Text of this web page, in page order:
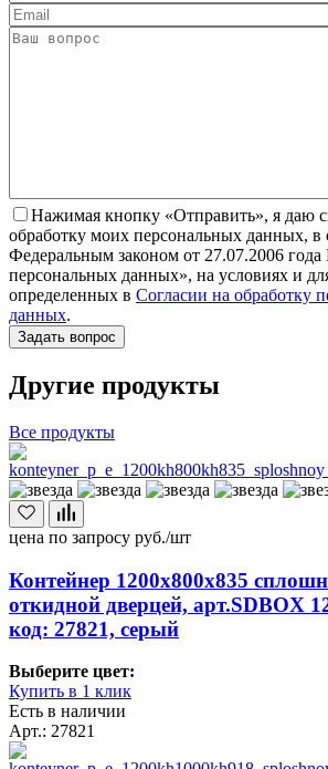
Нажимая кнопку «Отправить», я даю
обработку моих персональных данных, в
Федеральным законом от 27.07.2006
персональных данных», на условиях и
определенных в Согласии на обработку
данных.
Другие продукты
Все продукты
цена по запросу руб./шт
Контейнер 1200х800х835
откидной дверцей, арт.SDBOX
код: 27821, серый
Выберите цвет:
Купить в 1 клик
Есть в наличии
Арт.: 27821